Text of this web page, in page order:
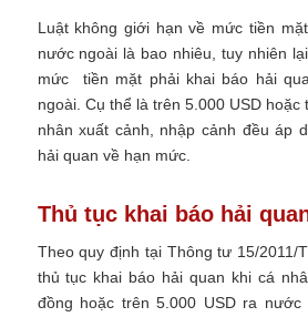
Luật không giới hạn về mức tiền
nước ngoài là bao nhiêu, tuy nhiên
mức tiền mặt phải khai báo hải
ngoài. Cụ thể là trên 5.000 USD hoặc
nhân xuất cảnh, nhập cảnh đều áp
hải quan về hạn mức.
Thủ tục khai báo hải
Theo quy định tại Thông tư 15/2011/
thủ tục khai báo hải quan khi cá
đồng hoặc trên 5.000 USD ra nước